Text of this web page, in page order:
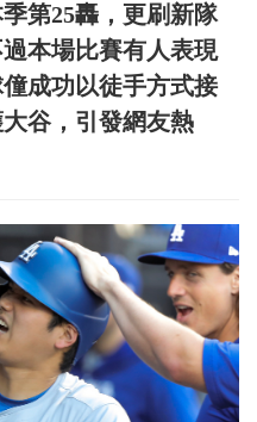
第25轟，更刷新隊
本場比賽有人表現
成功以徒手方式接
谷，引發網友熱